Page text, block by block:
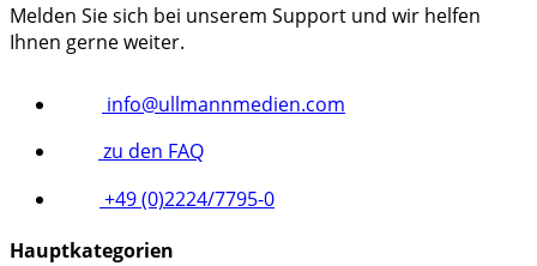
Melden Sie sich bei unserem Support und wir helfen
Ihnen gerne weiter.
info@ullmannmedien.com
zu den FAQ
+49 (0)2224/7795-0
Hauptkategorien